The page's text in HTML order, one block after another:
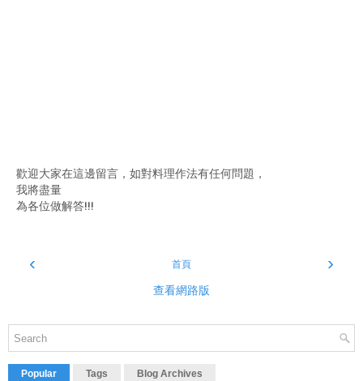
歡迎大家在這邊留言，如對料理作法有任何問題，
我將盡量
為各位做解答!!!
‹ ›
首頁
查看網路版
Popular Tags Blog Archives